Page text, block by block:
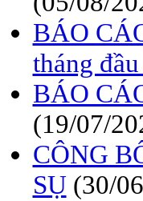
BÁO
tháng
BÁO
(19/07/
CÔNG
SỤ (30/